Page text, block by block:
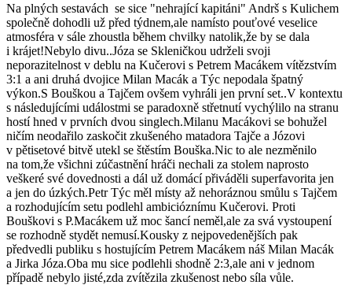
Na plných sestavách se sice "nehrající kapitáni" Andrš s Kulichem
společně dohodli už před týdnem,ale namísto pouťové veselice
atmosféra v sále zhoustla během chvilky natolik,že by se dala
i krájet!Nebylo divu..Józa se Skleničkou udrželi svoji
neporazitelnost v deblu na Kučerovi s Petrem Macákem vítězstvím
3:1 a ani druhá dvojice Milan Macák a Týc nepodala špatný
výkon.S Bouškou a Tajčem ovšem vyhráli jen první set..V kontextu
s následujícími událostmi se paradoxně střetnutí vychýlilo na stranu
hostí hned v prvních dvou singlech.Milanu Macákovi se bohužel
ničím neodařilo zaskočit zkušeného matadora Tajče a Józovi
v pětisetové bitvě utekl se štěstím Bouška.Nic to ale nezměnilo
na tom,že všichni zúčastnění hráči nechali za stolem naprosto
veškeré své dovednosti a dál už domácí přiváděli superfavorita jen
a jen do úzkých.Petr Týc měl místy až nehoráznou smůlu s Tajčem
a rozhodujícím setu podlehl ambicióznímu Kučerovi. Proti
Bouškovi s P.Macákem už moc šancí neměl,ale za svá vystoupení
se rozhodně stydět nemusí.Kousky z nejpovedenějších pak
předvedli publiku s hostujícím Petrem Macákem náš Milan Macák
a Jirka Józa.Oba mu sice podlehli shodně 2:3,ale ani v jednom
případě nebylo jisté,zda zvítězila zkušenost nebo síla vůle.